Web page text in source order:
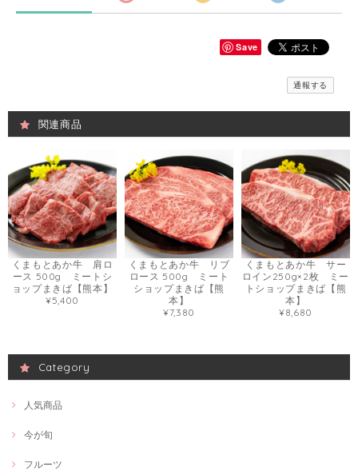
Save
通報する
関連商品
くまもとあか牛 肩ロ
ース 500g ミートシ
ョップまきば【熊本】
¥5,400
くまもとあか牛 リブ
ロース 500g ミート
ショップまきば【熊
本】
¥7,380
くまもとあか牛 サー
ロイン250g×2枚 ミー
トショップまきば【熊
本】
¥8,680
Category
人気商品
今が旬
フルーツ